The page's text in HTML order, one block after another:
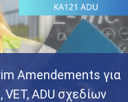
Amendements για
ADU σχεδίων